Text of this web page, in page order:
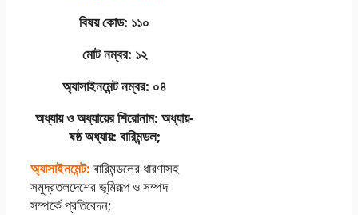
বিষয় কোড: ১১০
মোট নম্বর: ১২
অ্যাসাইনমেন্ট নম্বর: ০৪
অধ্যায় ও অধ্যায়ের শিরোনাম: অধ্যায়-
ষষ্ঠ অধ্যায়: বারিমন্ডল;
অ্যাসাইনমেন্ট: বারিমন্ডলের ধারণাসহ
সমুদ্রতলদেশের ভূমিরূপ ও সম্পদ
সম্পর্কে প্রতিবেদন;